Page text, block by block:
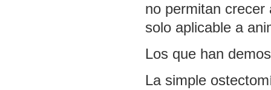
no permitan
solo aplicable a
Los que han
La simple